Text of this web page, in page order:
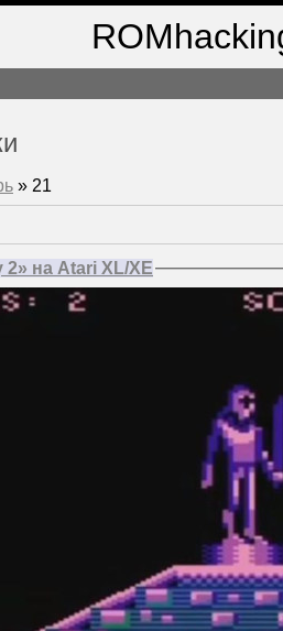
» 21
на Atari XL/XE